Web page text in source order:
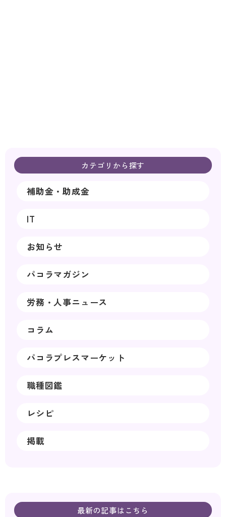
カテゴリから探す
補助金・助成金
IT
お知らせ
パコラマガジン
労務・人事ニュース
コラム
パコラプレスマーケット
職種図鑑
レシピ
掲載
最新の記事はこちら